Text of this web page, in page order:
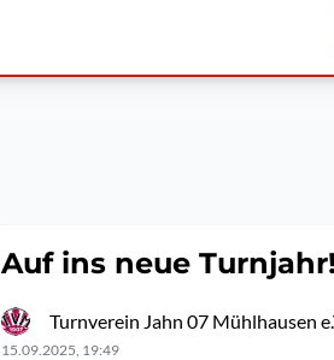
Auf ins neue Turnjahr!
Turnverein Jahn 07 Mühlhausen
15.09.2025, 19:49